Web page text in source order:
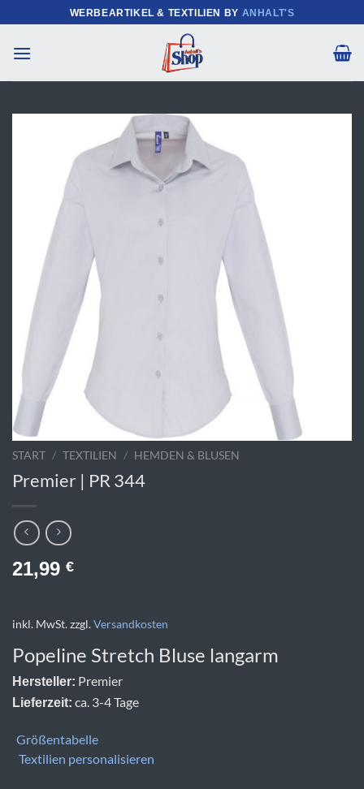
Inhalt
springen
WERBEARTIKEL & TEXTILIEN BY ANHALT'S
START / TEXTILIEN / HEMDEN & BLUSEN
Premier | PR 344
21,99 €
inkl. MwSt.zzgl.Versandkosten
Popeline Stretch Bluse langarm
Hersteller: Premier
Lieferzeit: ca. 3-4 Tage
Größentabelle
Textilien personalisieren